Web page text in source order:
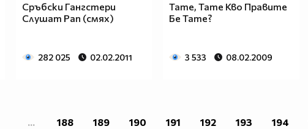
Сръбски Гангстери
Слушат Рап (смях)
282 025 02.02.2011
Тате, Тате Кво Правите
Бе Тате?
3 533 08.02.2009
... 188 189 190 191 192 193 194